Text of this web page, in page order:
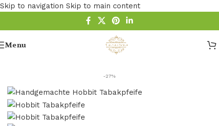
Skip to navigation Skip to main content
Menu
Gandalf Pfeife
-27%